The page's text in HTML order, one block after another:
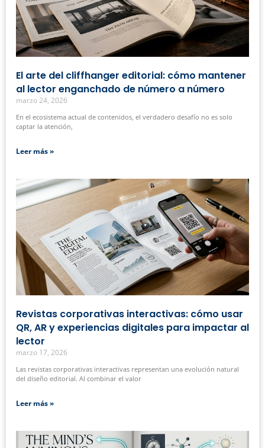
El arte del cliffhanger editorial: cómo mantener
al lector enganchado de número a número
marzo 24, 2026
En el ecosistema actual de contenidos, el verdadero desafío no es solo
captar la atención,
Leer más »
Revistas corporativas interactivas: cómo usar
QR, AR y experiencias digitales para impactar al
lector
marzo 17, 2026
Las revistas corporativas interactivas representan una evolución natural
del diseño editorial. Al combinar el valor
Leer más »